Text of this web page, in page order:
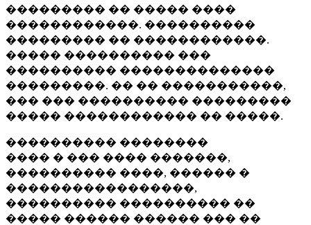
��������� �� ����� ����
������������. ����������
��������� �� ������������.
����� ���������� ���
���������� ��������������
���������. �� �� �����������,
��� ��� ���������� ���������
����� ������������ �� �����.
���������� ��������
���� � ��� ���� �������,
���������� ����, ������ �
�����������������,
���������� ���������� ��
����� ������ ������ ��� ��